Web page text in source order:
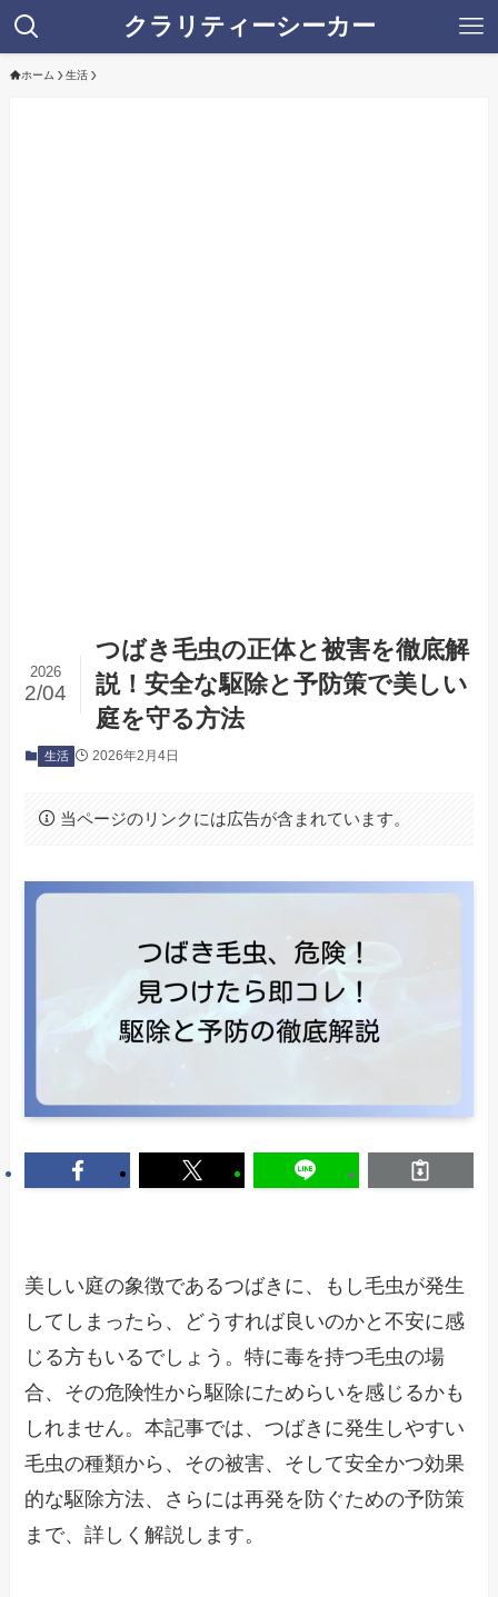
クラリティーシーカー
ホーム 生活
つばき毛虫の正体と被害を徹底解
説！安全な駆除と予防策で美しい
庭を守る方法
2026
2/04
生活 2026年2月4日
当ページのリンクには広告が含まれています。
美しい庭の象徴であるつばきに、もし毛虫が発生
してしまったら、どうすれば良いのかと不安に感
じる方もいるでしょう。特に毒を持つ毛虫の場
合、その危険性から駆除にためらいを感じるかも
しれません。本記事では、つばきに発生しやすい
毛虫の種類から、その被害、そして安全かつ効果
的な駆除方法、さらには再発を防ぐための予防策
まで、詳しく解説します。